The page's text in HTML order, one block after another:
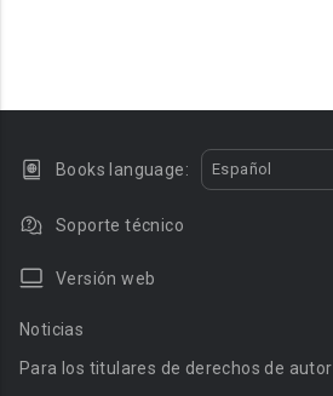
Books language: Español
Soporte técnico
Versión web
Noticias
Para los titulares de derechos de autor